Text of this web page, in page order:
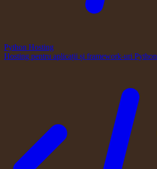
Python Hosting
Hosting pentru aplicații și framework-uri Python